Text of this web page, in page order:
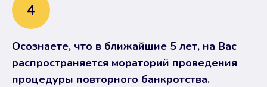
4
Осознаете, что в ближайшие 5 лет, на Вас
распространяется мораторий проведения
процедуры повторного банкротства.